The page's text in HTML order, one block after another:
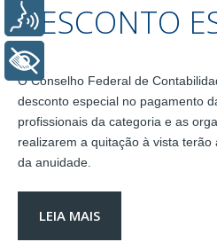
DESCONTO
O Conselho Federal de
desconto especial no pagamento
profissionais da categoria e as
realizarem a quitação à vista
da anuidade.
LEIA MAIS
Voz